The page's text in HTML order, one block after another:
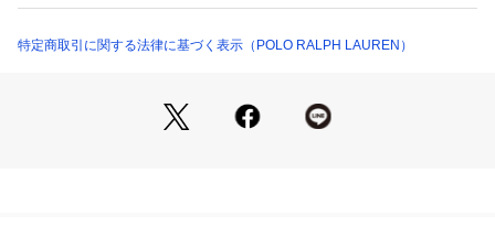
【生産国】カンボジア / 中国
MAPOHGS0J421245 （ショップ）
特定商取引に関する法律に基づく表示（POLO RALPH LAUREN）